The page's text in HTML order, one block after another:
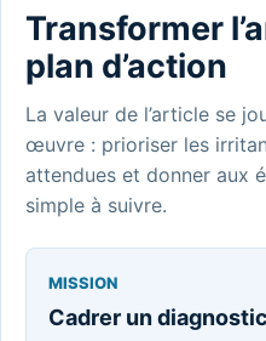
Transformer
plan d’action
La valeur de l’article se
œuvre : prioriser les
attendues et donner aux
simple à suivre.
MISSION
Cadrer un